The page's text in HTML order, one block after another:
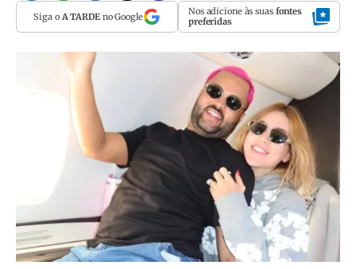
Siga o A TARDEno Google Nos adicione às suas fontes
preferidas